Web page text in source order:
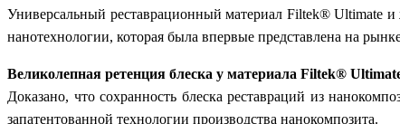
Универсальный реставрационный материал Filtek® Ultimate
нанотехнологии, которая была впервые представлена на
Великолепная ретенция блеска у материала Filtek®
Доказано, что сохранность блеска реставраций из
запатентованной технологии производства нанокомпозита.